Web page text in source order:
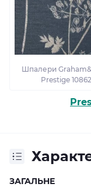
Шпалери
Prestige
ЗАГАЛЬНЕ